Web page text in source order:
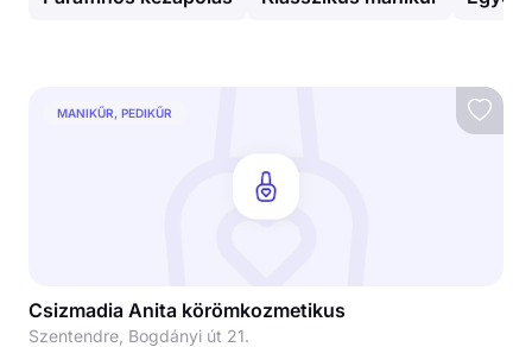
MANIKŰR, PEDIKŰR
Csizmadia Anita körömkozmetikus
Szentendre, Bogdányi út 21.